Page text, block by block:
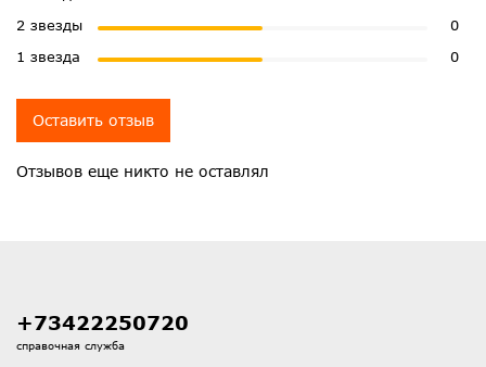
Отзывов еще никто не оставлял
2 звезды
0
1 звезда
0
Оставить отзыв
+73422250720
справочная служба